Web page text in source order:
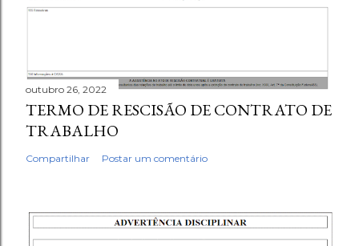
outubro 26, 2022
TERMO DE RESCISÃO DE CONTRATO DE
TRABALHO
Compartilhar Postar um comentário